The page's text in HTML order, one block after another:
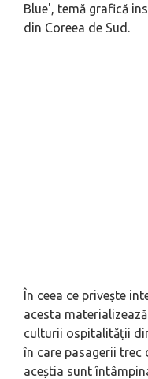
Blue', temă grafică
din Coreea de Sud.
În ceea ce privește
acesta
culturii ospitalității
în care pasagerii
aceștia sunt